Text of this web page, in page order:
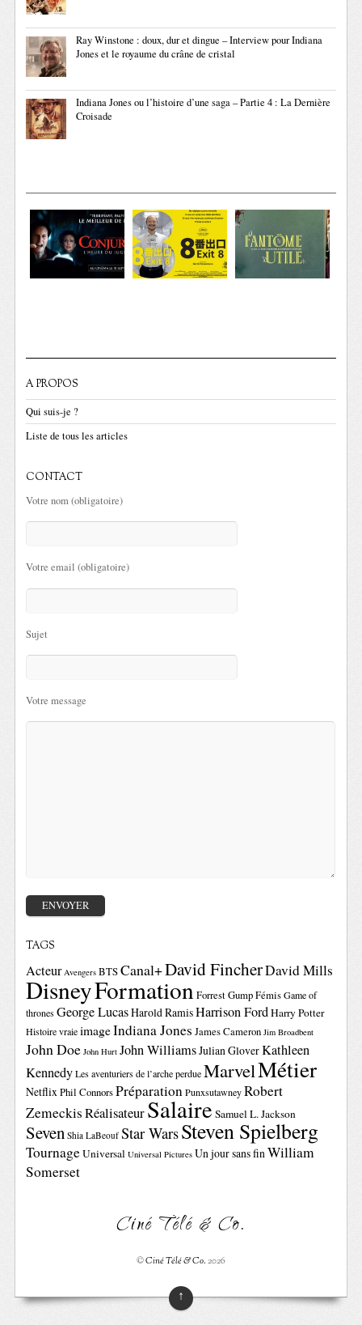
Ray Winstone : doux, dur et dingue – Interview pour Indiana
Jones et le royaume du crâne de cristal
Indiana Jones ou l’histoire d’une saga – Partie 4 : La Dernière
Croisade
A PROPOS
Qui suis-je ?
Liste de tous les articles
CONTACT
Votre nom (obligatoire)
Votre email (obligatoire)
Sujet
Votre message
TAGS
Acteur Avengers BTSCanal+David FincherDavid Mills
DisneyFormationForrest GumpFémis Game of
thrones George LucasHarold RamisHarrison FordHarry Potter
Histoire vraie imageIndiana Jones James Cameron Jim Broadbent
John Doe John Hurt John WilliamsJulian GloverKathleen
Kennedy Les aventuriers de l’arche perdue MarvelMétier
NetflixPhil ConnorsPréparation Punxsutawney Robert
ZemeckisRéalisateurSalaire Samuel L. Jackson
Seven Shia LaBeouf Star WarsSteven Spielberg
TournageUniversal Universal Pictures Un jour sans finWilliam
Somerset
Ciné Télé & Co.
©Ciné Télé & Co.2026
↑